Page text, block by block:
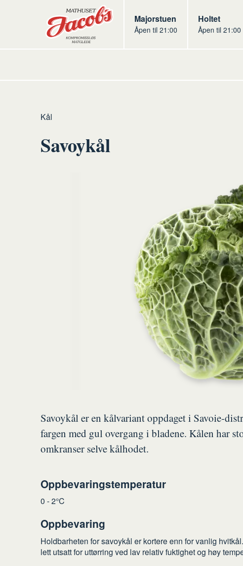
Butikker Jacobs
Majorstuen
Åpen til 21:00
Jacobs
Holtet
Åpen til 21:00
Hjem
Frukt
grønt
Råvarer
og
grønt
Grønnsaker
Kål
Savoykål
Savoykål er en kålvariant oppdaget i Savoie-
fargen med gul overgang i bladene. Kålen har
omkranser selve kålhodet.
Oppbevaringstemperatur
0 - 2°C
Oppbevaring
Holdbarheten for savoykål er kortere enn for vanlig
lett utsatt for uttørring ved lav relativ fuktighet og høy